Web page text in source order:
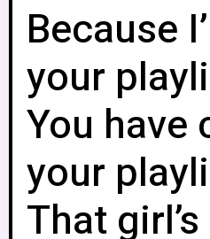
Because
your
You have
your
That